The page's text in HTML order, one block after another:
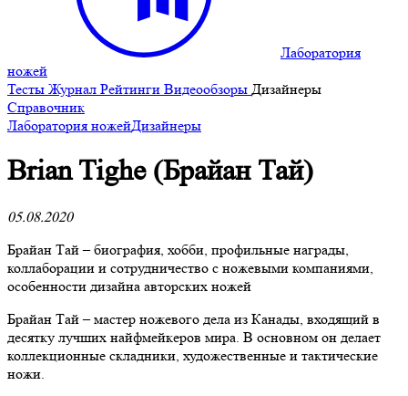
Лаборатория
ножей
Тесты Журнал Рейтинги Видеообзоры Дизайнеры
Справочник
Лаборатория ножейДизайнеры
Brian Tighe (Брайан Тай)
05.08.2020
Брайан Тай – биография, хобби, профильные награды,
коллаборации и сотрудничество с ножевыми компаниями,
особенности дизайна авторских ножей
Брайан Тай – мастер ножевого дела из Канады, входящий в
десятку лучших найфмейкеров мира. В основном он делает
коллекционные складники, художественные и тактические
ножи.